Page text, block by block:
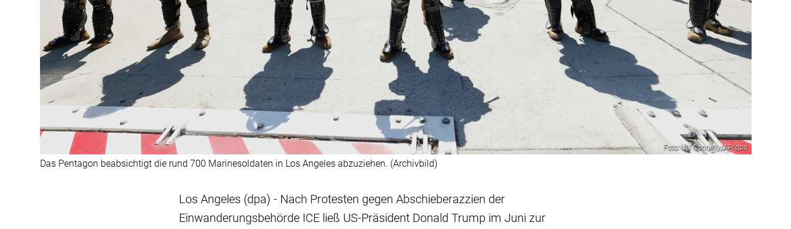
Foto: Jill Connelly/AP/dpa
Das Pentagon beabsichtigt die rund 700 Marinesoldaten in Los Angeles abzuziehen. (Archivbild)
Los Angeles (dpa) - Nach Protesten gegen Abschieberazzien der
Einwanderungsbehörde ICE ließ US-Präsident Donald Trump im Juni zur